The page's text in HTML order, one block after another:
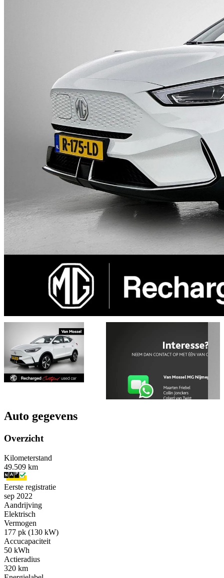
Auto gegevens
Overzicht
Kilometerstand
49.509 km
Eerste registratie
sep 2022
Aandrijving
Elektrisch
Vermogen
177 pk (130 kW)
Accucapaciteit
50 kWh
Actieradius
320 km